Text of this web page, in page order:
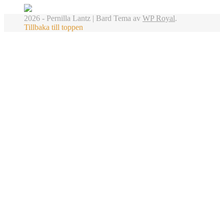
2026 - Pernilla Lantz | Bard Tema av WP Royal.
Tillbaka till toppen